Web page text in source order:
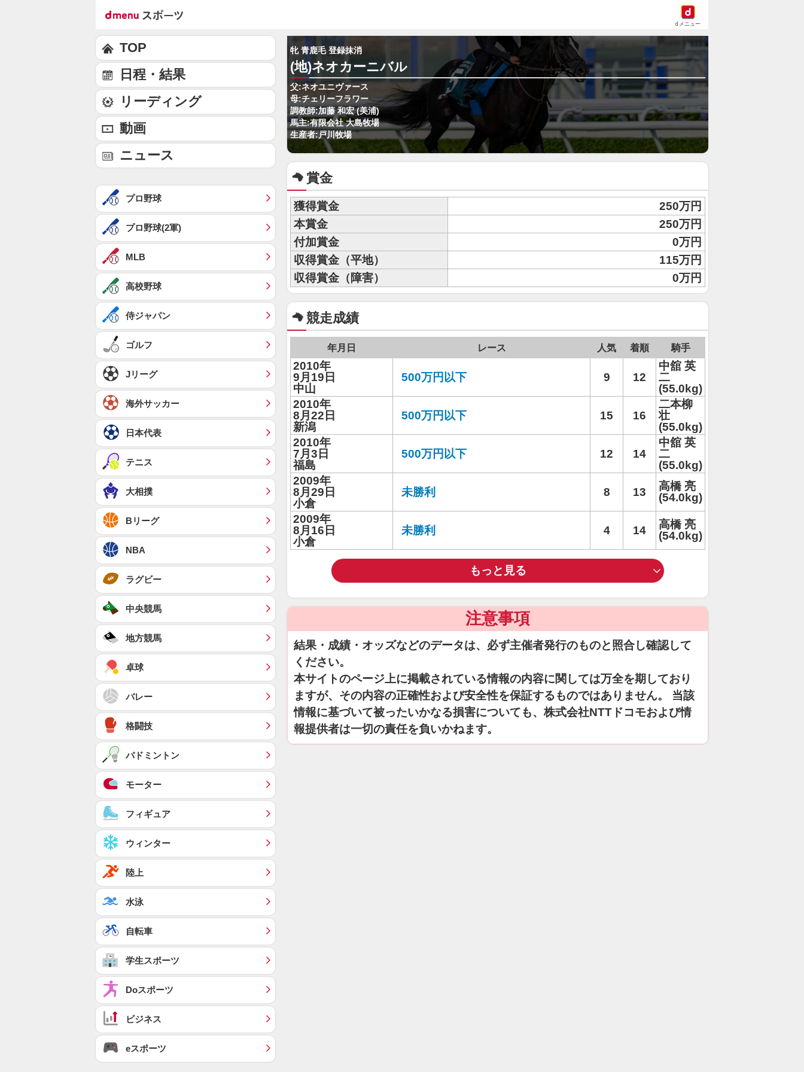
dメニュー
牝 青鹿毛 登録抹消
(地)ネオカーニバル
父:ネオユニヴァース
母:チェリーフラワー
調教師:加藤 和宏 (美浦)
馬主:有限会社 大島牧場
生産者:戸川牧場
賞金
獲得賞金
250万円
本賞金
250万円
付加賞金
0万円
収得賞金（平地）
115万円
収得賞金（障害）
0万円
競走成績
年月日 レース 人気 着順 騎手
2010年
9月19日
中山
500万円以下 9 12
中舘 英
二
(55.0kg)
2010年
8月22日
新潟
500万円以下 15 16
二本柳
壮
(55.0kg)
2010年
7月3日
福島
500万円以下 12 14
中舘 英
二
(55.0kg)
2009年
8月29日
小倉
未勝利 8 13
高橋 亮
(54.0kg)
2009年
8月16日
小倉
未勝利 4 14
高橋 亮
(54.0kg)
もっと見る
注意事項
結果・成績・オッズなどのデータは、必ず主催者発行のものと照合し確認して
ください。
本サイトのページ上に掲載されている情報の内容に関しては万全を期しており
ますが、その内容の正確性および安全性を保証するものではありません。 当該
情報に基づいて被ったいかなる損害についても、株式会社NTTドコモおよび情
報提供者は一切の責任を負いかねます。
TOP
日程・結果
リーディング
動画
ニュース
プロ野球
プロ野球(2軍)
MLB
高校野球
侍ジャパン
ゴルフ
Jリーグ
海外サッカー
日本代表
テニス
大相撲
Bリーグ
NBA
ラグビー
中央競馬
地方競馬
卓球
バレー
格闘技
バドミントン
モーター
フィギュア
ウィンター
陸上
水泳
自転車
学生スポーツ
Doスポーツ
ビジネス
eスポーツ